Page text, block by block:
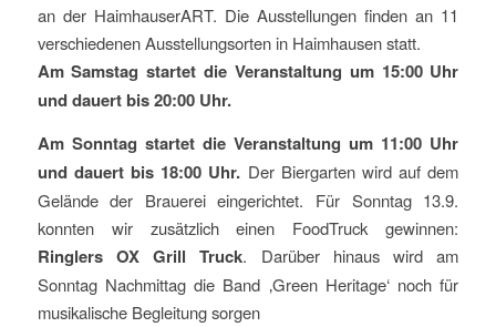
an der HaimhauserART. Die Ausstellungen finden an 11
verschiedenen Ausstellungsorten in Haimhausen statt.
Am Samstag startet die Veranstaltung um 15:00 Uhr
und dauert bis 20:00 Uhr.
Am Sonntag startet die Veranstaltung um 11:00 Uhr
und dauert bis 18:00 Uhr. Der Biergarten wird auf dem
Gelände der Brauerei eingerichtet. Für Sonntag 13.9.
konnten wir zusätzlich einen FoodTruck gewinnen:
Ringlers OX Grill Truck. Darüber hinaus wird am
Sonntag Nachmittag die Band ‚Green Heritage‘ noch für
musikalische Begleitung sorgen